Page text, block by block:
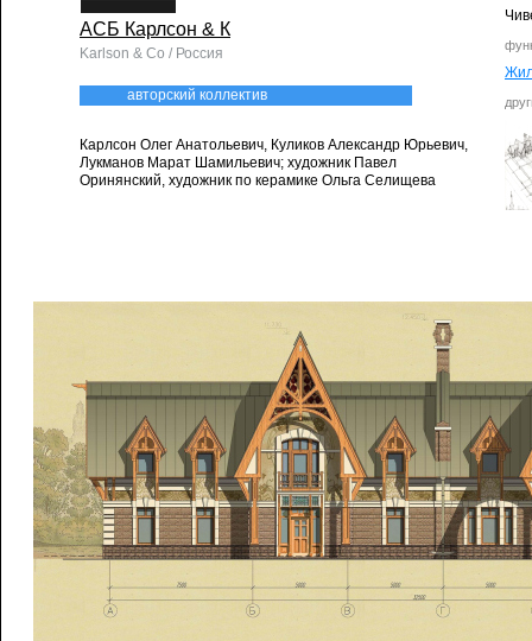
АСБ Карлсон & К
Karlson & Co / Россия
авторский коллектив
Карлсон Олег Анатольевич, Куликов Александр Юрьевич,
Лукманов Марат Шамильевич; художник Павел
Оринянский, художник по керамике Ольга Селищева